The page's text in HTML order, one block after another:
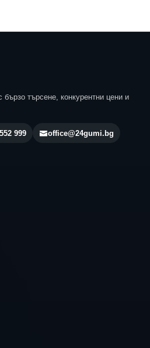
търсене, конкурентни цени и
999 office@24gumi.bg